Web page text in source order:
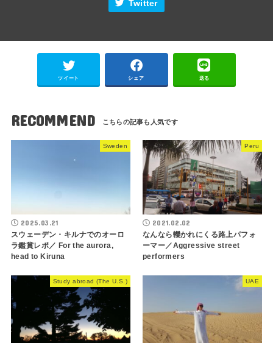
Twitter
ツイート シェア 送る
RECOMMEND
Sweden
2025.03.21
スウェーデン・キルナでのオーロ
ラ鑑賞レポ／ For the aurora,
head to Kiruna
Peru
2021.02.02
なんなら轢かれにくる路上パフォ
ーマー／Aggressive street
performers
Study abroad (The U.S.) UAE